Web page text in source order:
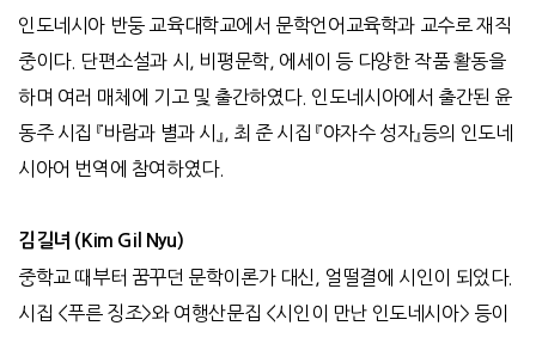
인도네시아 반둥 교육대학교에서 문학언어교육학과 교수로 재직
중이다. 단편소설과 시, 비평문학, 에세이 등 다양한 작품 활동을
하며 여러 매체에 기고 및 출간하였다. 인도네시아에서 출간된 윤
동주 시집 『바람과 별과 시』, 최 준 시집 『야자수 성자』등의 인도네
시아어 번역에 참여하였다.
김길녀 (Kim Gil Nyu)
중학교 때부터 꿈꾸던 문학이론가 대신, 얼떨결에 시인이 되었다.
시집 <푸른 징조>와 여행산문집 <시인이 만난 인도네시아> 등이